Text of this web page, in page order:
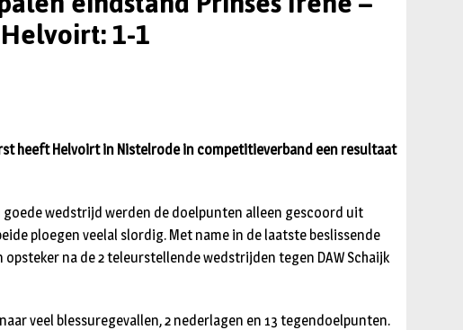
Helvoirt: 1-1
heeft Helvoirt in Nistelrode in competitieverband een resultaat
goede wedstrijd werden de doelpunten alleen gescoord uit
ploegen veelal slordig. Met name in de laatste beslissende
na de 2 teleurstellende wedstrijden tegen DAW Schaijk
veel blessuregevallen, 2 nederlagen en 13 tegendoelpunten.